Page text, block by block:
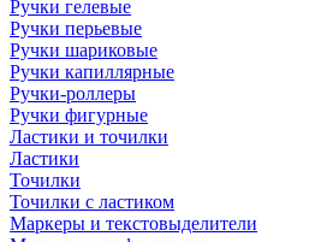
Ручки гелевые
Ручки перьевые
Ручки шариковые
Ручки капиллярные
Ручки-роллеры
Ручки фигурные
Ластики и точилки
Ластики
Точилки
Точилки с ластиком
Маркеры и текстовыделители